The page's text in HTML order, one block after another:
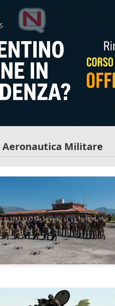
Aeronautica Militare